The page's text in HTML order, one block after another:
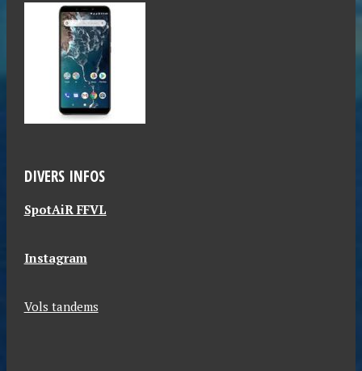
DIVERS INFOS
SpotAiR FFVL
Instagram
Vols tandems